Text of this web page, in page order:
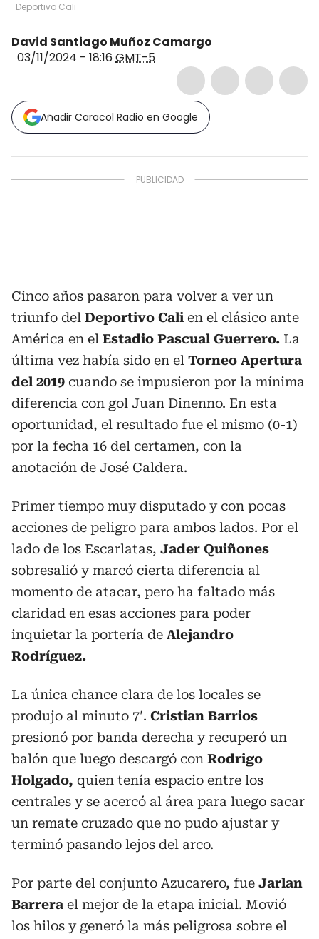
Deportivo Cali
David Santiago Muñoz Camargo
03/11/2024 - 18:16 GMT-5
Añadir Caracol Radio en Google
Cinco años pasaron para volver a ver un
triunfo del Deportivo Cali en el clásico ante
América en el Estadio Pascual Guerrero. La
última vez había sido en el Torneo Apertura
del 2019 cuando se impusieron por la mínima
diferencia con gol Juan Dinenno. En esta
oportunidad, el resultado fue el mismo (0-1)
por la fecha 16 del certamen, con la
anotación de José Caldera.
Primer tiempo muy disputado y con pocas
acciones de peligro para ambos lados. Por el
lado de los Escarlatas, Jader Quiñones
sobresalió y marcó cierta diferencia al
momento de atacar, pero ha faltado más
claridad en esas acciones para poder
inquietar la portería de Alejandro
Rodríguez.
La única chance clara de los locales se
produjo al minuto 7′. Cristian Barrios
presionó por banda derecha y recuperó un
balón que luego descargó con Rodrigo
Holgado, quien tenía espacio entre los
centrales y se acercó al área para luego sacar
un remate cruzado que no pudo ajustar y
terminó pasando lejos del arco.
Por parte del conjunto Azucarero, fue Jarlan
Barrera el mejor de la etapa inicial. Movió
los hilos y generó la más peligrosa sobre el